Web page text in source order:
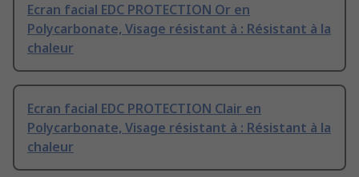
Ecran facial EDC PROTECTION Or en
Polycarbonate, Visage résistant à : Résistant à la
chaleur
Ecran facial EDC PROTECTION Clair en
Polycarbonate, Visage résistant à : Résistant à la
chaleur